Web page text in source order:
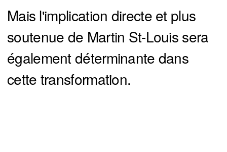
Mais l'implication directe et plus
soutenue de Martin St-Louis sera
également déterminante dans
cette transformation.